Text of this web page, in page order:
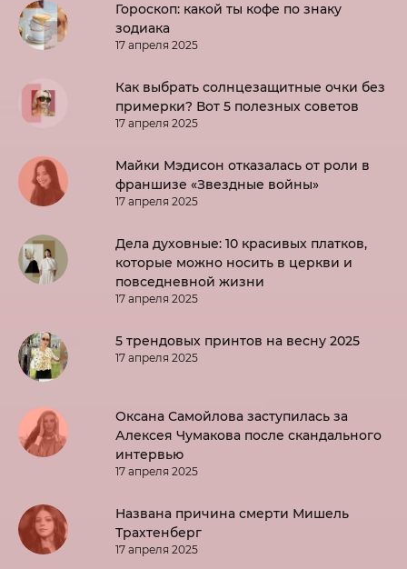
Гороскоп: какой ты кофе по знаку
зодиака
17 апреля 2025
Как выбрать солнцезащитные очки без
примерки? Вот 5 полезных советов
17 апреля 2025
Майки Мэдисон отказалась от роли в
франшизе «Звездные войны»
17 апреля 2025
Дела духовные: 10 красивых платков,
которые можно носить в церкви и
повседневной жизни
17 апреля 2025
5 трендовых принтов на весну 2025
17 апреля 2025
Оксана Самойлова заступилась за
Алексея Чумакова после скандального
интервью
17 апреля 2025
Названа причина смерти Мишель
Трахтенберг
17 апреля 2025